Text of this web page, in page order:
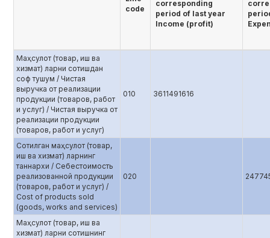
code
corresponding
period of last year
Income (profit)
Маҳсулот (товар, иш ва
хизмат) ларни сотишдан
соф тушум / Чистая
выручка от реализации
продукции (товаров, работ
и услуг) / Чистая выручка от
реализации продукции
(товаров, работ и услуг)
010 3611491616
Сотилган маҳсулот (товар,
иш ва хизмат) ларнинг
таннархи / Себестоимость
реализованной продукции
(товаров, работ и услуг) /
Cost of products sold
(goods, works and services)
020
Маҳсулот (товар, иш ва
хизмат) ларни сотишнинг